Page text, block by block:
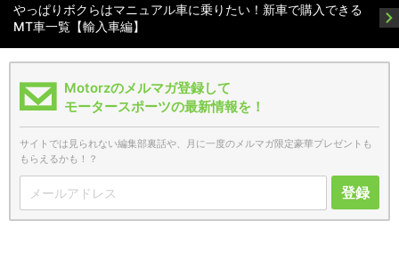
やっぱりボクらはマニュアル車に乗りたい！新車で購入できる
MT車一覧【輸入車編】
Motorzのメルマガ登録して
モータースポーツの最新情報を！
サイトでは見られない編集部裏話や、月に一度のメルマガ限定豪華プレゼントも
もらえるかも！？
登録